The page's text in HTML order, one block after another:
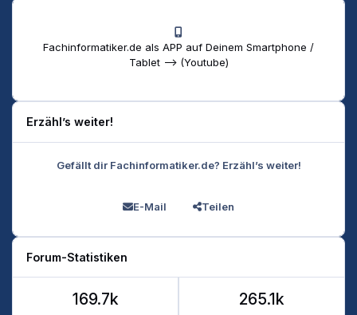
Fachinformatiker.de als APP auf Deinem Smartphone /
Tablet --> (Youtube)
Erzähl’s weiter!
Gefällt dir Fachinformatiker.de? Erzähl’s weiter!
E-Mail Teilen
Forum-Statistiken
169.7k 265.1k